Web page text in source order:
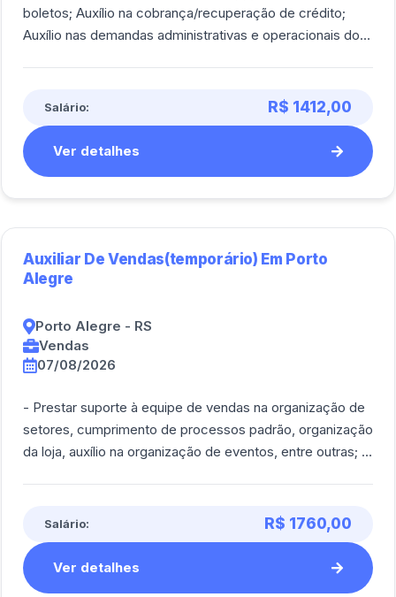
boletos; Auxílio na cobrança/recuperação de crédito;
Auxílio nas demandas administrativas e operacionais do
Salário: R$ 1412,00
Ver detalhes
Auxiliar De Vendas(temporário) Em Porto
Alegre
Porto Alegre - RS
Vendas
07/08/2026
- Prestar suporte à equipe de vendas na organização de
setores, cumprimento de processos padrão, organização
da loja, auxílio na organização de eventos, entre outras; -
Salário: R$ 1760,00
Ver detalhes